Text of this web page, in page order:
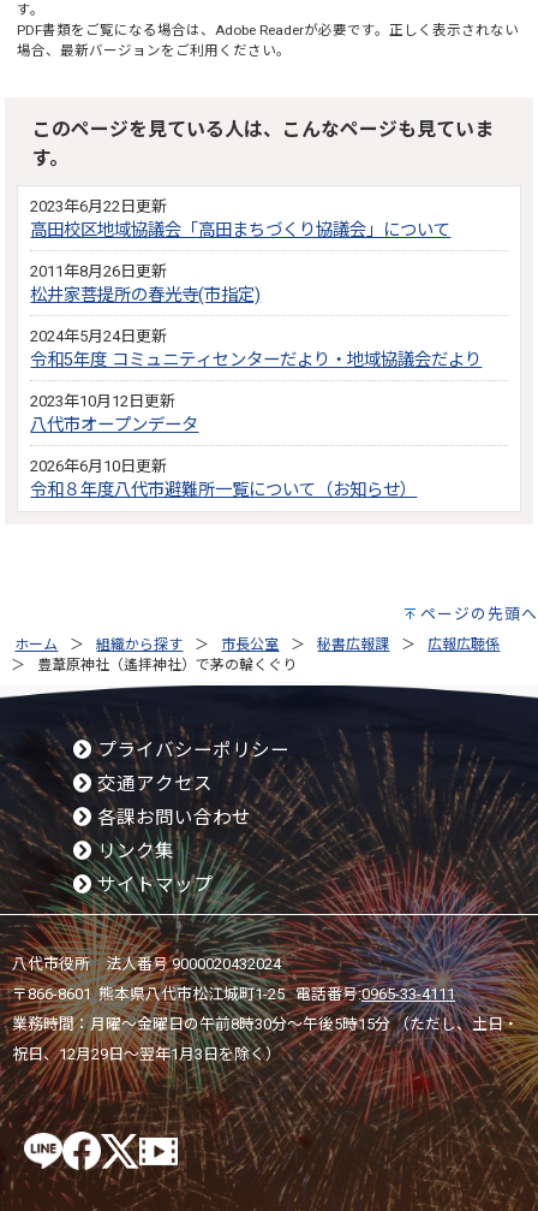
す。
PDF書類をご覧になる場合は、Adobe Readerが必要です。正しく表示されない
場合、最新バージョンをご利用ください。
このページを見ている人は、こんなページも見ていま
す。
2023年6月22日更新
高田校区地域協議会「高田まちづくり協議会」について
2011年8月26日更新
松井家菩提所の春光寺(市指定)
2024年5月24日更新
令和5年度 コミュニティセンターだより・地域協議会だより
2023年10月12日更新
八代市オープンデータ
2026年6月10日更新
令和８年度八代市避難所一覧について（お知らせ）
ページの先頭へ
ホーム 組織から探す 市長公室 秘書広報課
広報広聴係
豊葦原神社（遙拝神社）で茅の輪くぐり
プライバシーポリシー
交通アクセス
各課お問い合わせ
リンク集
サイトマップ
八代市役所 法人番号 9000020432024
〒866-8601 熊本県八代市松江城町1-25 電話番号:0965-33-4111
業務時間：月曜～金曜日の午前8時30分～午後5時15分 （ただし、土日・
祝日、12月29日～翌年1月3日を除く）